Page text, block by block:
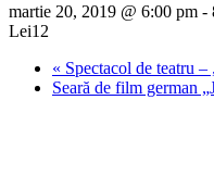
martie 20, 2019 @ 6:00 pm -
Lei12
« Spectacol de teatru
Seară de film german